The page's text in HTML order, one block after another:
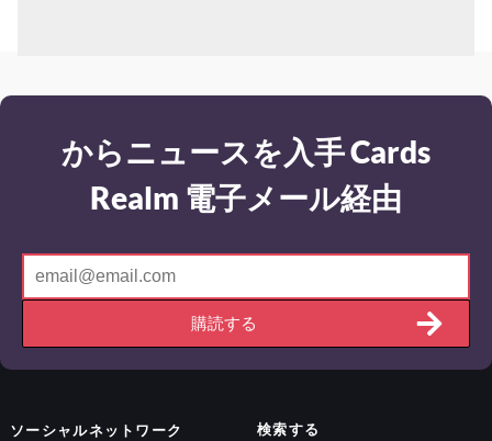
からニュースを入手 Cards
Realm 電子メール経由
購読する
ソーシャルネットワーク
検索する